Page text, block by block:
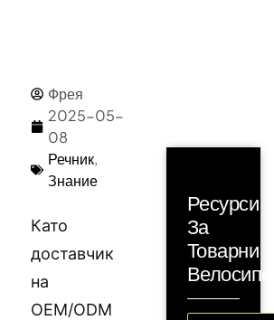
Фрея
2025-05-
08
Речник,
Знание
Като
доставчик
на
OEM/ODM
Ресурси
За
Товарни